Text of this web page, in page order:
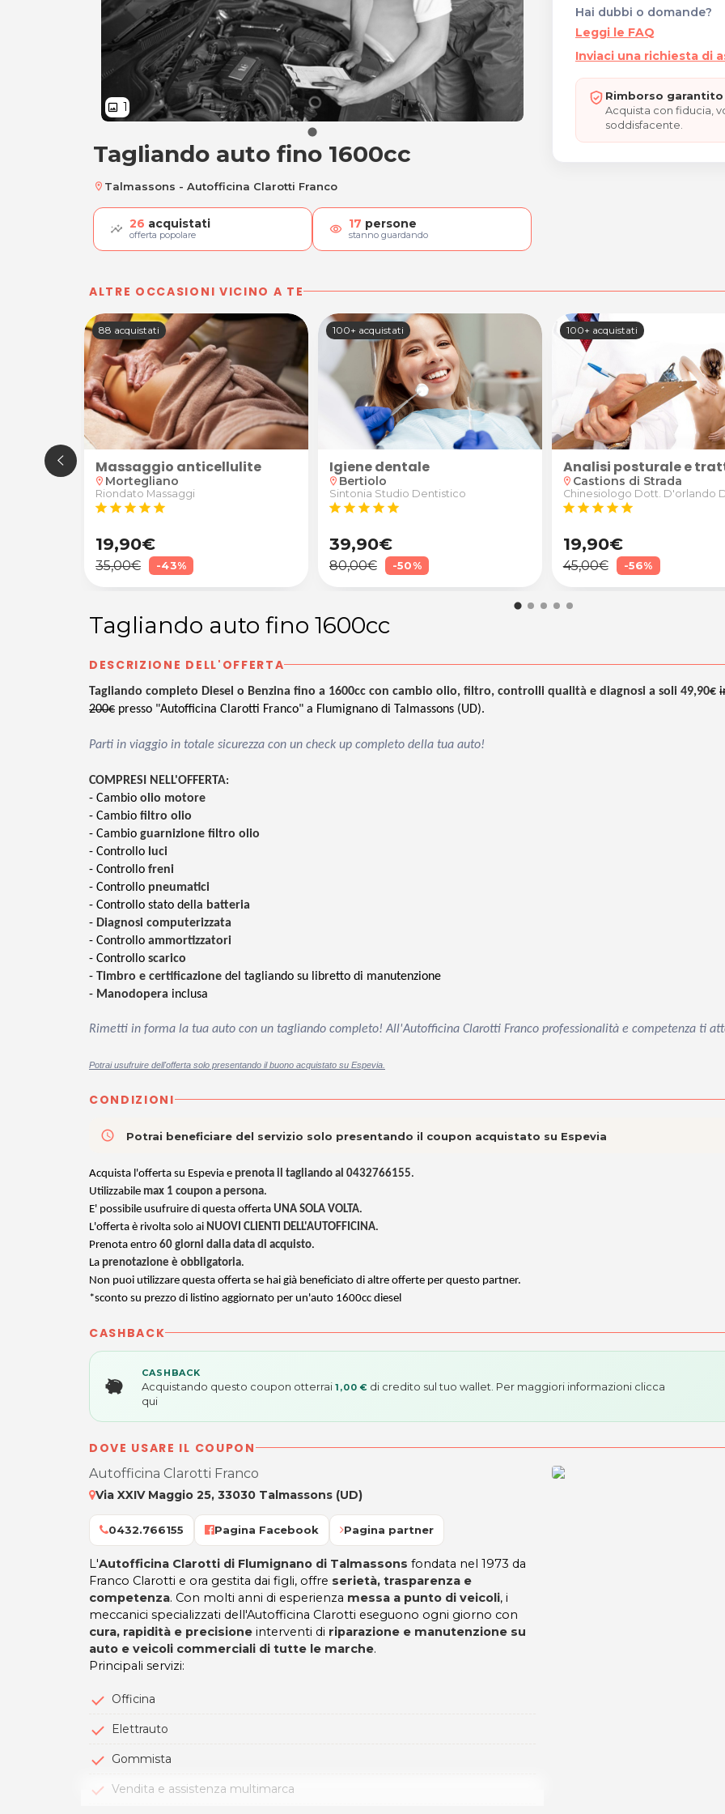
image 1
Tagliando auto fino 1600cc
Tagliando auto fino 1600cc
location_on Talmassons - Autofficina Clarotti Franco
26 acquistati
offerta popolare visibility 17 persone
stanno guardando
Hai dubbi o domande?
Leggi le FAQ
Inviaci una richiesta di
Rimborso
Acquista con fiducia,
soddisfacente.
ALTRE OCCASIONI VICINO A TE
100+ acquistati
Igiene dentale
location_on Bertiolo
Sintonia Studio Dentistico
star star star star star
39,90€
80,00€ -50%
100+ acquistati
Analisi posturale e trattamento di allungamento
location_on Castions di Strada
Chinesiologo Dott. D'orlando David
star star star star star
19,90€
45,00€ -56%
100+ acquistati
Analisi posturale e
location_on Castions di Strada
Chinesiologo Dott. D'orlando
star star star star star
24,90€
45,00€ -45%
Tagliando auto fino 1600cc
DESCRIZIONE DELL'OFFERTA
Tagliando completo Diesel o Benzina fino a 1600cc con cambio olio, filtro, controlli qualità e diagnosi a soli 49,90€
200€ presso "Autofficina Clarotti Franco" a Flumignano di Talmassons (UD).
Parti in viaggio in totale sicurezza con un check up completo della tua auto!
COMPRESI NELL'OFFERTA:
- Cambio olio motore
- Cambio filtro olio
- Cambio guarnizione filtro olio
- Controllo luci
- Controllo freni
- Controllo pneumatici
- Controllo stato della batteria
- Diagnosi computerizzata
- Controllo ammortizzatori
- Controllo scarico
- Timbro e certificazione del tagliando su libretto di manutenzione
- Manodopera inclusa
Rimetti in forma la tua auto con un tagliando completo! All'Autofficina Clarotti Franco professionalità e competenza ti
Potrai usufruire dell'offerta solo presentando il buono acquistato su Espevia.
CONDIZIONI
access_time Potrai beneficiare del servizio solo presentando il coupon acquistato su Espevia
Acquista l'offerta su Espevia e prenota il tagliando al 0432766155.
Utilizzabile max 1 coupon a persona.
E' possibile usufruire di questa offerta UNA SOLA VOLTA.
L'offerta è rivolta solo ai NUOVI CLIENTI DELL'AUTOFFICINA.
Prenota entro 60 giorni dalla data di acquisto.
La prenotazione è obbligatoria.
Non puoi utilizzare questa offerta se hai già beneficiato di altre offerte per questo partner.
*sconto su prezzo di listino aggiornato per un'auto 1600cc diesel
CASHBACK
CASHBACK
Acquistando questo coupon otterrai 1,00 € di credito sul tuo wallet. Per maggiori informazioni clicca
qui
DOVE USARE IL COUPON
Autofficina Clarotti Franco
Via XXIV Maggio 25, 33030 Talmassons (UD)
0432.766155 Pagina Facebook Pagina partner
L'Autofficina Clarotti di Flumignano di Talmassons fondata nel 1973 da
Franco Clarotti e ora gestita dai figli, offre serietà, trasparenza e
competenza. Con molti anni di esperienza messa a punto di veicoli, i
meccanici specializzati dell'Autofficina Clarotti eseguono ogni giorno con
cura, rapidità e precisione interventi di riparazione e manutenzione su
auto e veicoli commerciali di tutte le marche.
Principali servizi:
Officina
Elettrauto
Gommista
Vendita e assistenza multimarca